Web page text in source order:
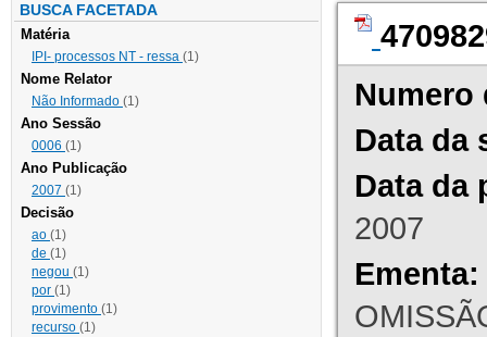
BUSCA FACETADA
Matéria
IPI- processos NT - ressa (1)
Nome Relator
Não Informado (1)
Ano Sessão
0006 (1)
Ano Publicação
2007 (1)
Decisão
ao (1)
de (1)
negou (1)
por (1)
provimento (1)
recurso (1)
Numero
Data da
Data da
2007
Ementa: